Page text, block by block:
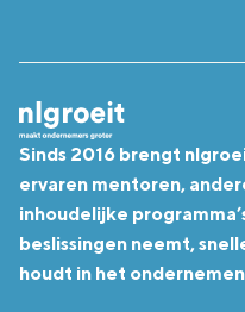
Sinds 2016 brengt
ervaren mentoren,
inhoudelijke
beslissingen neemt,
houdt in het